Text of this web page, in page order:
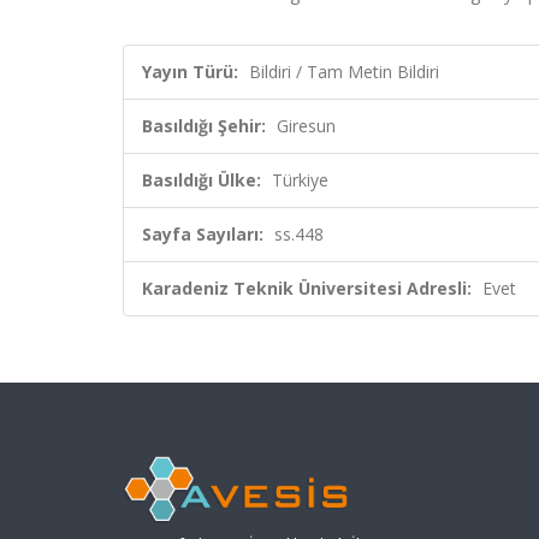
Yayın Türü: Bildiri / Tam Metin Bildiri
Basıldığı Şehir: Giresun
Basıldığı Ülke: Türkiye
Sayfa Sayıları: ss.448
Karadeniz Teknik Üniversitesi Adresli: Evet